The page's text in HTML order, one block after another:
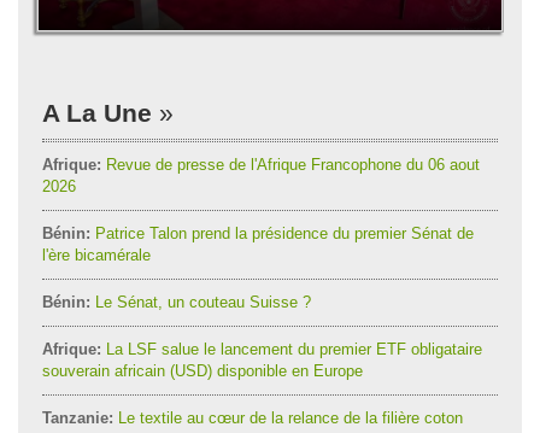
A La Une
Afrique: Revue de presse de l'Afrique Francophone du 06 aout
2026
Bénin: Patrice Talon prend la présidence du premier Sénat de
l'ère bicamérale
Bénin: Le Sénat, un couteau Suisse ?
Afrique: La LSF salue le lancement du premier ETF obligataire
souverain africain (USD) disponible en Europe
Tanzanie: Le textile au cœur de la relance de la filière coton